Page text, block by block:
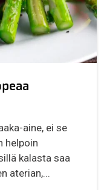
aine, ei se
helpoin
kalasta saa
aterian,...